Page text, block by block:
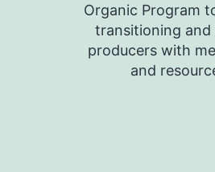
Organic Program
transitioning and
producers with
and